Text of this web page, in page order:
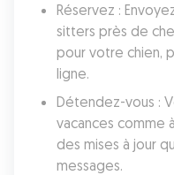
Réservez :
sitters près de
pour votre chien,
ligne.
Détendez-vous :
vacances comme
des mises à jour
messages.